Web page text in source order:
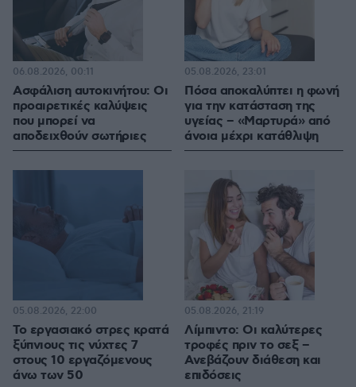
Ασφάλιση αυτοκινήτου: Οι
προαιρετικές καλύψεις
που μπορεί να
αποδειχθούν σωτήριες
06.08.2026, 00:11
Πόσα αποκαλύπτει η φωνή
για την κατάσταση της
υγείας – «Μαρτυρά» από
άνοια μέχρι κατάθλιψη
05.08.2026, 23:01
Το εργασιακό στρες κρατά
ξύπνιους τις νύχτες 7
στους 10 εργαζόμενους
άνω των 50
05.08.2026, 22:00
Λίμπιντο: Οι καλύτερες
τροφές πριν το σεξ –
Ανεβάζουν διάθεση και
επιδόσεις
05.08.2026, 21:19